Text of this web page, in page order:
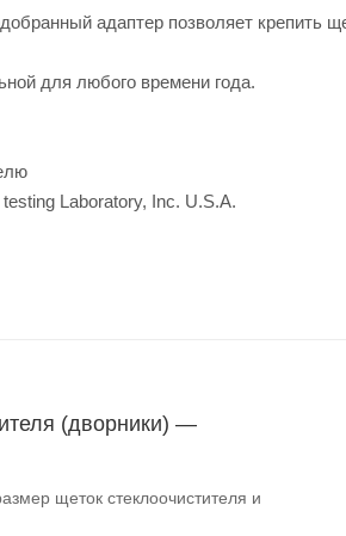
адаптер позволяет крепить
для любого времени года.
Laboratory, Inc. U.S.A.
(дворники) —
щеток стеклоочистителя и